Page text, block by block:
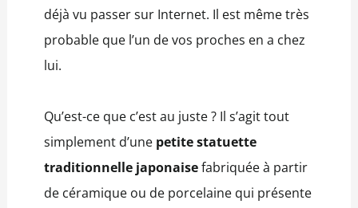
déjà vu passer sur Internet. Il est même très
probable que l’un de vos proches en a chez
lui.
Qu’est-ce que c’est au juste ? Il s’agit tout
simplement d’une petite statuette
traditionnelle japonaisefabriquée à partir
de céramique ou de porcelaine qui présente